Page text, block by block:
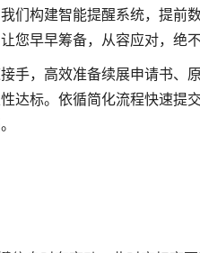
们构建智能提醒系统，提前
您早早筹备，从容应对，绝
手，高效准备续展申请书、
达标。依循简化流程快速提